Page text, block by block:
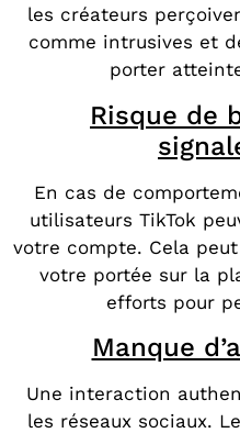
les créateurs
comme intrusives et
porter
Risque de
En cas de
utilisateurs TikTok
votre compte. Cela
votre portée sur la
efforts pour
Manque
Une interaction
les réseaux sociaux.